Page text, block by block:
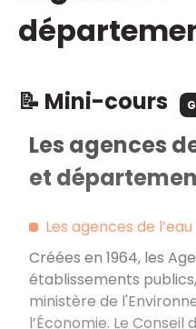
📝 Mini-cours
Les agences
et
Les agences de l’eau
Créées en 1964, les
établissements
ministère de
l’Économie. Le Conseil